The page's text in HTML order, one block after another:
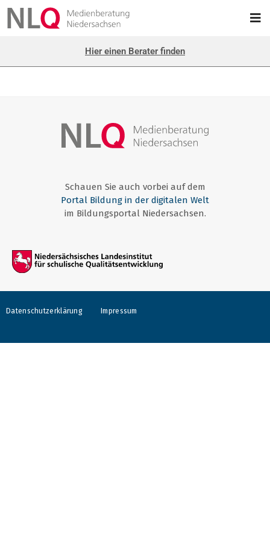
Hier einen Berater finden
Schauen Sie auch vorbei auf dem
Portal Bildung in der digitalen Welt
im Bildungsportal Niedersachsen.
Datenschutzerklärung Impressum